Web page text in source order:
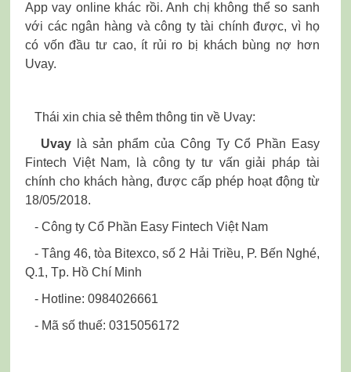
App vay online khác rồi. Anh chị không thể so sanh
với các ngân hàng và công ty tài chính được, vì họ
có vốn đầu tư cao, ít rủi ro bị khách bùng nợ hơn
Uvay.
Thái xin chia sẻ thêm thông tin về Uvay:
Uvay là sản phẩm của Công Ty Cổ Phần Easy
Fintech Việt Nam, là công ty tư vấn giải pháp tài
chính cho khách hàng, được cấp phép hoạt động từ
18/05/2018.
- Công ty Cổ Phần Easy Fintech Việt Nam
- Tâng 46, tòa Bitexco, số 2 Hải Triều, P. Bến Nghé,
Q.1, Tp. Hồ Chí Minh
- Hotline: 0984026661
- Mã số thuế: 0315056172